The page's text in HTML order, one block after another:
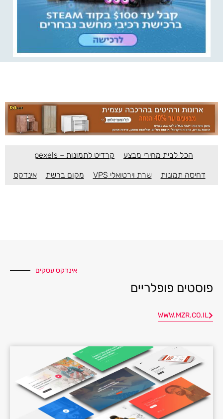
הכל לבית מחירי מבצע קרדיט לתמונות – pexels
דחיסה תמונות שרת וירטואלי VPS מקום ברשת אינדקס
אינדקס עסקים
פוסטים פופלריים
WWW.MZR.CO.IL